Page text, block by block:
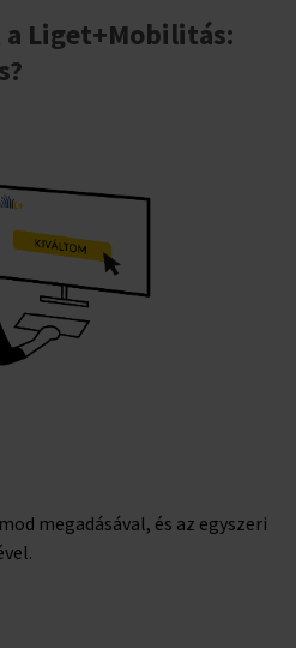
Liget+Mobilitás:
megadásával, és az egyszeri